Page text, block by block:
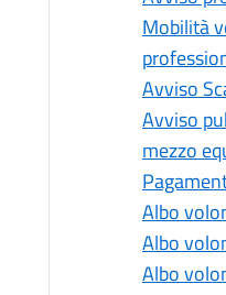
Mobilità
Avviso
Avviso
mezzo
Albo
Albo
Albo